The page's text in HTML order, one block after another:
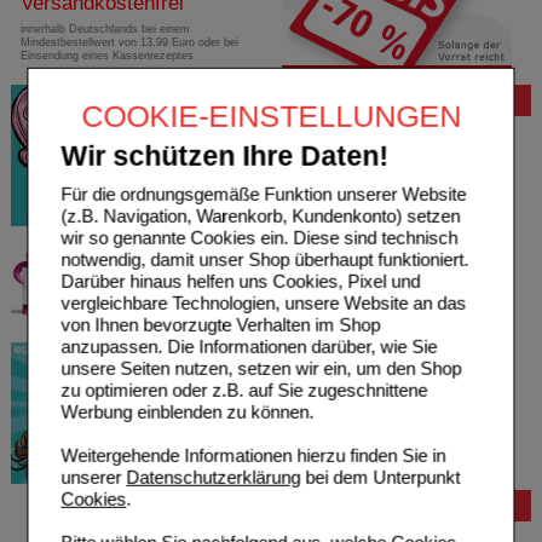
COOKIE-EINSTELLUNGEN
Wir schützen Ihre Daten!
Für die ordnungsgemäße Funktion unserer Website
(z.B. Navigation, Warenkorb, Kundenkonto) setzen
wir so genannte Cookies ein. Diese sind technisch
notwendig, damit unser Shop überhaupt funktioniert.
Darüber hinaus helfen uns Cookies, Pixel und
vergleichbare Technologien, unsere Website an das
von Ihnen bevorzugte Verhalten im Shop
anzupassen. Die Informationen darüber, wie Sie
unsere Seiten nutzen, setzen wir ein, um den Shop
zu optimieren oder z.B. auf Sie zugeschnittene
Werbung einblenden zu können.
Weitergehende Informationen hierzu finden Sie in
unserer Datenschutzerklärungbei dem Unterpunkt
Cookies.
innerhalb Deutschlands bei einem
Mindestbestellwert von 13,99 Euro oder bei
Einsendung eines Kassenrezeptes